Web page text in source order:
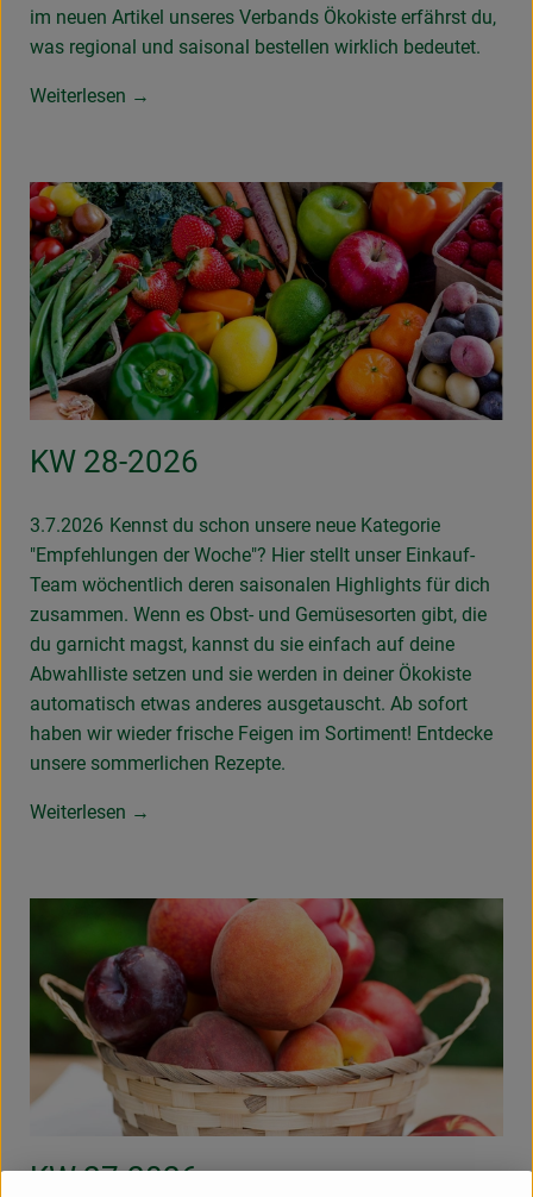
im neuen Artikel unseres Verbands Ökokiste erfährst du,
was regional und saisonal bestellen wirklich bedeutet.
Weiterlesen →
KW 28-2026
3.7.2026 Kennst du schon unsere neue Kategorie
"Empfehlungen der Woche"? Hier stellt unser Einkauf-
Team wöchentlich deren saisonalen Highlights für dich
zusammen. Wenn es Obst- und Gemüsesorten gibt, die
du garnicht magst, kannst du sie einfach auf deine
Abwahlliste setzen und sie werden in deiner Ökokiste
automatisch etwas anderes ausgetauscht. Ab sofort
haben wir wieder frische Feigen im Sortiment! Entdecke
unsere sommerlichen Rezepte.
Weiterlesen →
KW 27-2026